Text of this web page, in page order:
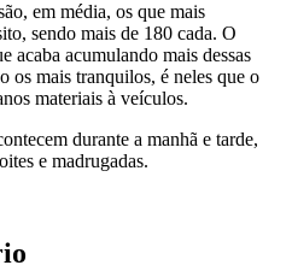
em média, os que mais
sendo mais de 180 cada. O
acaba acumulando mais dessas
os mais tranquilos, é neles que o
materiais à veículos.
durante a manhã e tarde,
e madrugadas.